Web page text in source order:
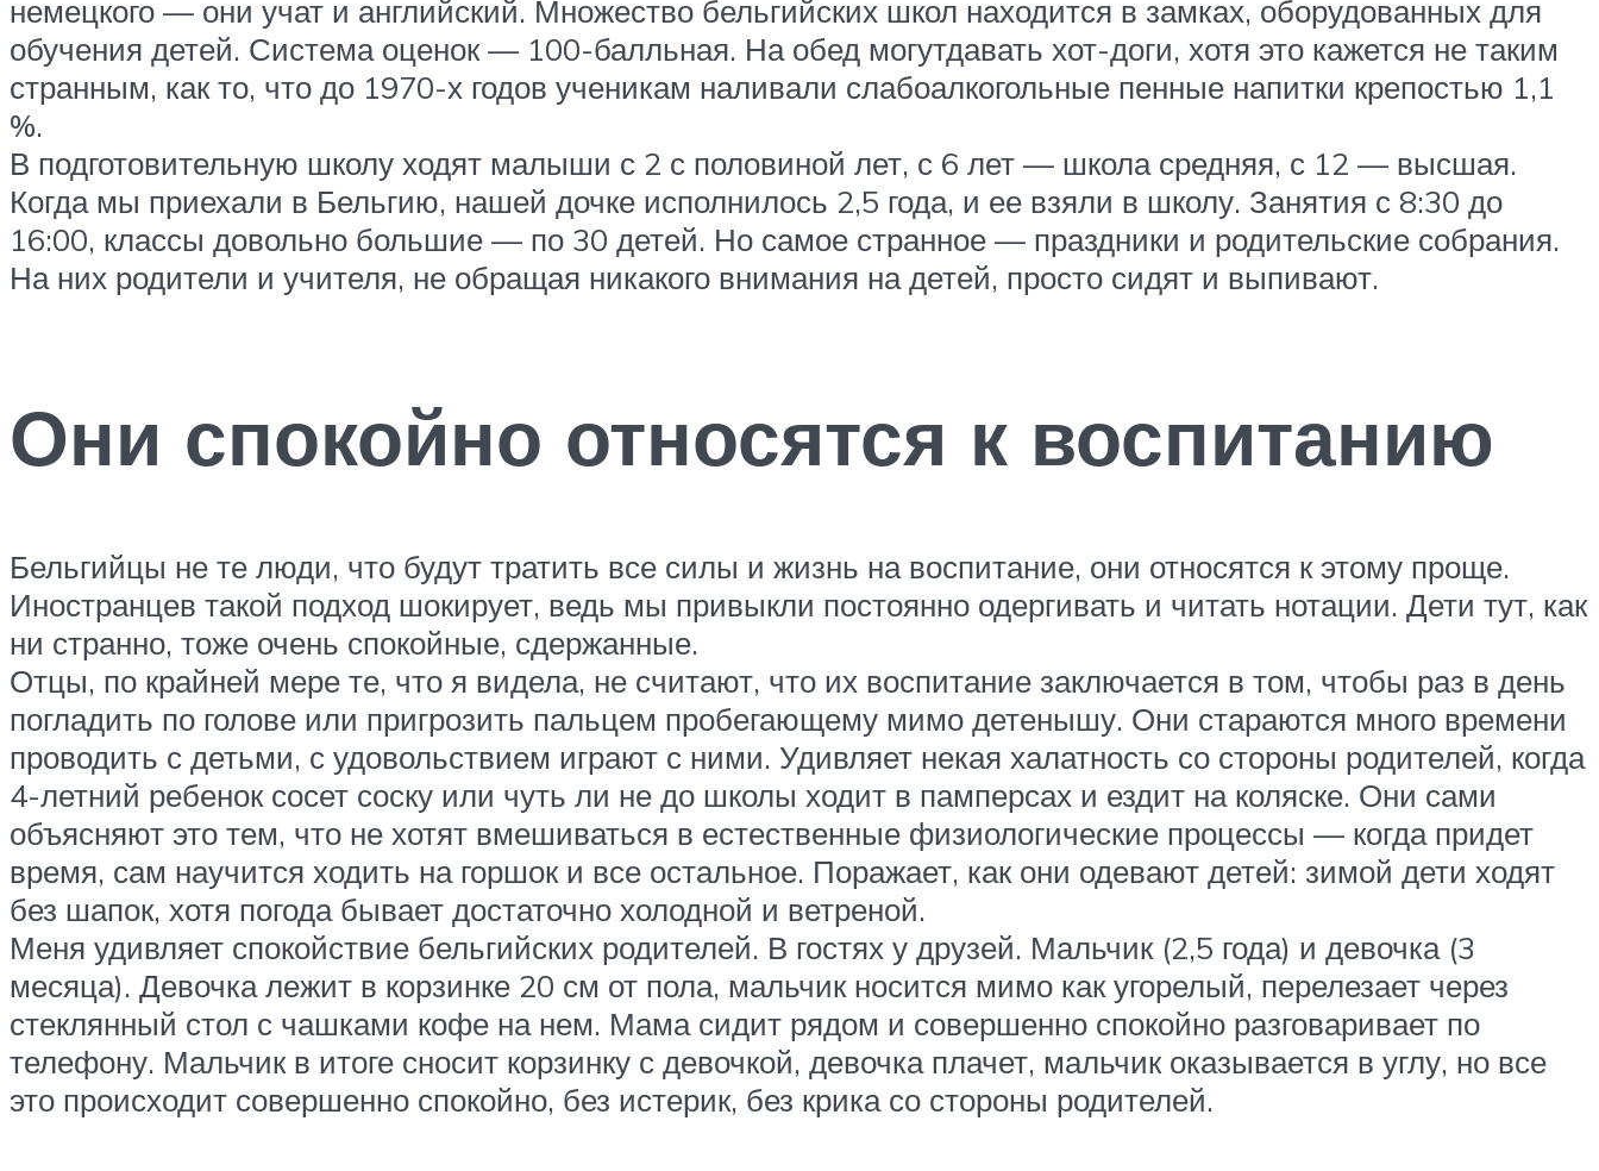
немецкого — они учат и английский. Множество бельгийских школ находится в замках, оборудованных для
обучения детей. Система оценок — 100-балльная. На обед могутдавать хот-доги, хотя это кажется не таким
странным, как то, что до 1970-х годов ученикам наливали слабоалкогольные пенные напитки крепостью 1,1
%.
В подготовительную школу ходят малыши с 2 с половиной лет, с 6 лет — школа средняя, с 12 — высшая.
Когда мы приехали в Бельгию, нашей дочке исполнилось 2,5 года, и ее взяли в школу. Занятия с 8:30 до
16:00, классы довольно большие — по 30 детей. Но самое странное — праздники и родительские собрания.
На них родители и учителя, не обращая никакого внимания на детей, просто сидят и выпивают.
Они спокойно относятся к воспитанию
Бельгийцы не те люди, что будут тратить все силы и жизнь на воспитание, они относятся к этому проще.
Иностранцев такой подход шокирует, ведь мы привыкли постоянно одергивать и читать нотации. Дети тут, как
ни странно, тоже очень спокойные, сдержанные.
Отцы, по крайней мере те, что я видела, не считают, что их воспитание заключается в том, чтобы раз в день
погладить по голове или пригрозить пальцем пробегающему мимо детенышу. Они стараются много времени
проводить с детьми, с удовольствием играют с ними. Удивляет некая халатность со стороны родителей, когда
4-летний ребенок сосет соску или чуть ли не до школы ходит в памперсах и ездит на коляске. Они сами
объясняют это тем, что не хотят вмешиваться в естественные физиологические процессы — когда придет
время, сам научится ходить на горшок и все остальное. Поражает, как они одевают детей: зимой дети ходят
без шапок, хотя погода бывает достаточно холодной и ветреной.
Меня удивляет спокойствие бельгийских родителей. В гостях у друзей. Мальчик (2,5 года) и девочка (3
месяца). Девочка лежит в корзинке 20 см от пола, мальчик носится мимо как угорелый, перелезает через
стеклянный стол с чашками кофе на нем. Мама сидит рядом и совершенно спокойно разговаривает по
телефону. Мальчик в итоге сносит корзинку с девочкой, девочка плачет, мальчик оказывается в углу, но все
это происходит совершенно спокойно, без истерик, без крика со стороны родителей.